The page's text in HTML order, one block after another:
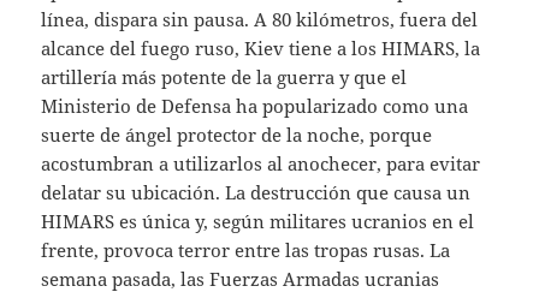
línea, dispara sin pausa. A 80 kilómetros, fuera del
alcance del fuego ruso, Kiev tiene a los HIMARS, la
artillería más potente de la guerra y que el
Ministerio de Defensa ha popularizado como una
suerte de ángel protector de la noche, porque
acostumbran a utilizarlos al anochecer, para evitar
delatar su ubicación. La destrucción que causa un
HIMARS es única y, según militares ucranios en el
frente, provoca terror entre las tropas rusas. La
semana pasada, las Fuerzas Armadas ucranias